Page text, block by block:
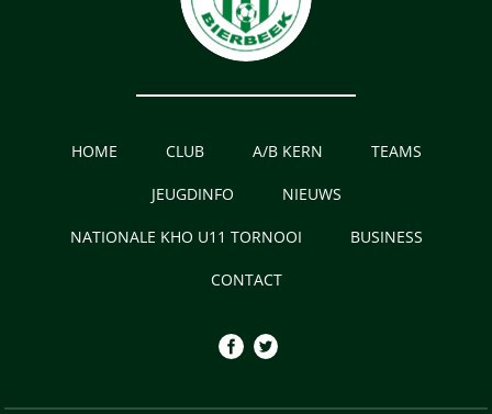
HOME CLUB A/B KERN TEAMS
JEUGDINFO NIEUWS
NATIONALE KHO U11 TORNOOI BUSINESS
CONTACT